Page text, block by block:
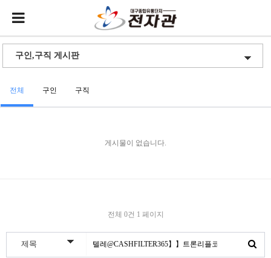
전체 구인 구직
게시물이 없습니다.
전체 0건 1 페이지